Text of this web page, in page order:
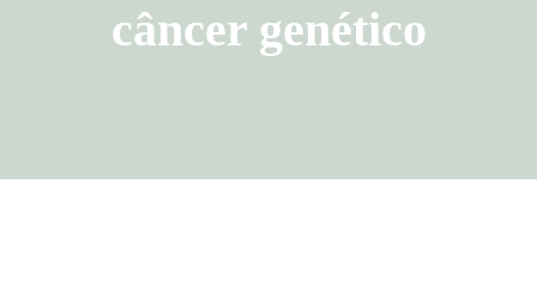
câncer genético